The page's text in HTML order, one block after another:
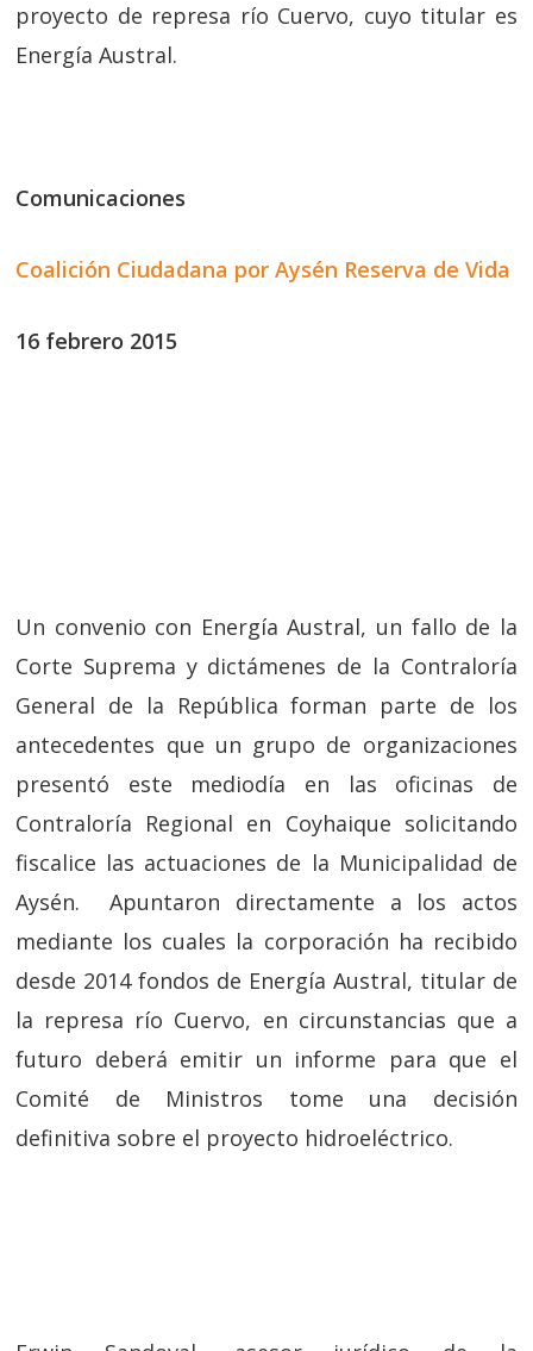
proyecto de represa río Cuervo, cuyo titular es
Energía Austral.
Comunicaciones
Coalición Ciudadana por Aysén Reserva de Vida
16 febrero 2015
Un convenio con Energía Austral, un fallo de la
Corte Suprema y dictámenes de la Contraloría
General de la República forman parte de los
antecedentes que un grupo de organizaciones
presentó este mediodía en las oficinas de
Contraloría Regional en Coyhaique solicitando
fiscalice las actuaciones de la Municipalidad de
Aysén. Apuntaron directamente a los actos
mediante los cuales la corporación ha recibido
desde 2014 fondos de Energía Austral, titular de
la represa río Cuervo, en circunstancias que a
futuro deberá emitir un informe para que el
Comité de Ministros tome una decisión
definitiva sobre el proyecto hidroeléctrico.